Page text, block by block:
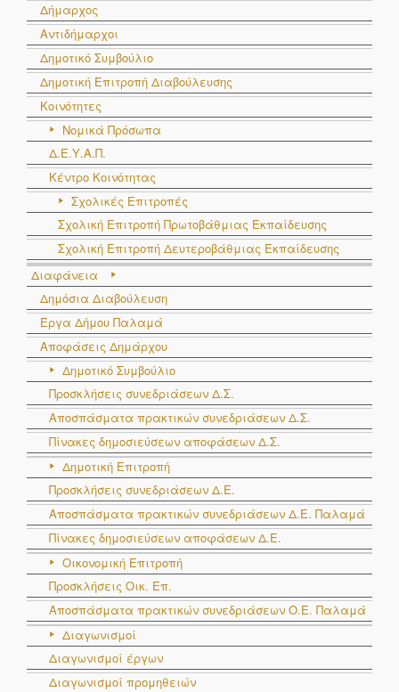
Δήμαρχος
Αντιδήμαρχοι
Δημοτικό Συμβούλιο
Δημοτική Επιτροπή Διαβούλευσης
Κοινότητες
Νομικά Πρόσωπα
Δ.Ε.Υ.Α.Π.
Κέντρο Κοινότητας
Σχολικές Επιτροπές
Σχολική Επιτροπή Πρωτοβάθμιας Εκπαίδευσης
Σχολική Επιτροπή Δευτεροβάθμιας Εκπαίδευσης
Διαφάνεια
Δημόσια Διαβούλευση
Έργα Δήμου Παλαμά
Αποφάσεις Δημάρχου
Δημοτικό Συμβούλιο
Προσκλήσεις συνεδριάσεων Δ.Σ.
Αποσπάσματα πρακτικών συνεδριάσεων Δ.Σ.
Πίνακες δημοσιεύσεων αποφάσεων Δ.Σ.
Δημοτική Επιτροπή
Προσκλήσεις συνεδριάσεων Δ.Ε.
Αποσπάσματα πρακτικών συνεδριάσεων Δ.E. Παλαμά
Πίνακες δημοσιεύσεων αποφάσεων Δ.Ε.
Οικονομική Επιτροπή
Προσκλήσεις Οικ. Επ.
Αποσπάσματα πρακτικών συνεδριάσεων Ο.E. Παλαμά
Διαγωνισμοί
Διαγωνισμοί έργων
Διαγωνισμοί προμηθειών